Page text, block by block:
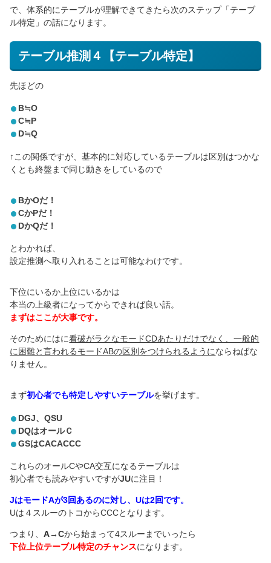
で、体系的にテーブルが理解できてきたら次のステップ「テーブ
ル特定」の話になります。
テーブル推測４【テーブル特定】
先ほどの
B≒O
C≒P
D≒Q
↑この関係ですが、基本的に対応しているテーブルは区別はつかな
くとも終盤まで同じ動きをしているので
BかOだ！
CかPだ！
DかQだ！
とわかれば、
設定推測へ取り入れることは可能なわけです。
下位にいるか上位にいるかは
本当の上級者になってからできれば良い話。
まずはここが大事です。
そのためにはに看破がラクなモードCDあたりだけでなく、一般的
に困難と言われるモードABの区別をつけられるようにならねばな
りません。
まず初心者でも特定しやすいテーブルを挙げます。
DGJ、QSU
DQはオールＣ
GSはCACACCC
これらのオールCやCA交互になるテーブルは
初心者でも読みやすいですがJUに注目！
JはモードAが3回あるのに対し、Uは2回です。
Uは４スルーのトコからCCCとなります。
つまり、A→Cから始まって4スルーまでいったら
下位上位テーブル特定のチャンスになります。